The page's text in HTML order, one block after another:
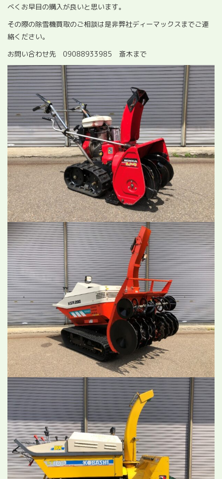
べくお早目の購入が良いと思います。
その際の除雪機買取のご相談は是非弊社ディーマックスまでご連
絡ください。
お問い合わせ先 09088933985 斎木まで